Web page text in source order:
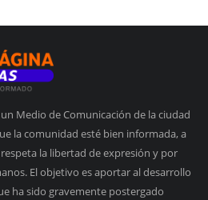
Medio de Comunicación de la ciudad
la comunidad esté bien informada, a
la libertad de expresión y por
El objetivo es aportar al desarrollo
ha sido gravemente postergado